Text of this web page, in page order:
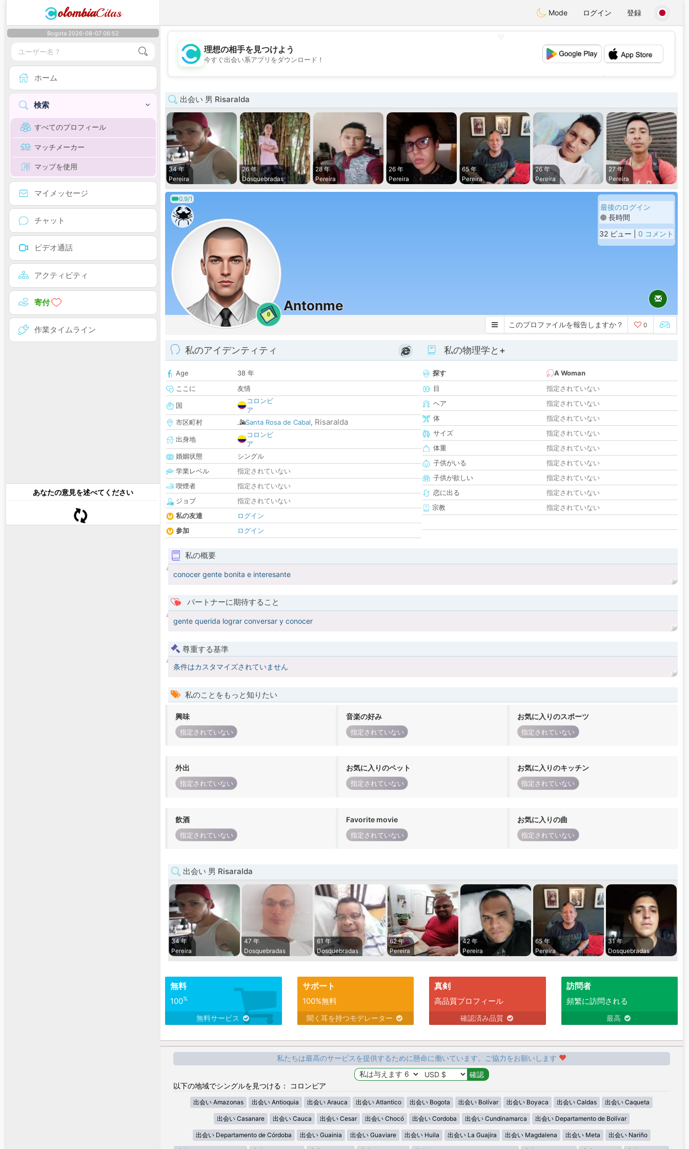
olombiaCitas Mode ログイン 登録
Bogota 2026-08-07 06:52
ホーム
検索
すべてのプロフィール
マッチメーカー
マップを使用
マイメッセージ
チャット
ビデオ通話
アクティビティ
寄付
作業タイムライン
あなたの意見を述べてください
💖
💕
理想の相手を見つけよう
今すぐ出会い系アプリをダウンロード！
出会い 男 Risaralda
34 年
Pereira
26 年
Dosquebradas
28 年
Pereira
26 年
Pereira
65 年
Pereira
26 年
Pereira
27 年
Pereira
0.9/1
0
Antonme
最後のログイン
長時間
32 ビュー | 0 コメント
このプロファイルを報告しますか？ 0
私のアイデンティティ
Age
38 年
ここに
友情
国
コロンビ
ア
市区町村
Santa Rosa de Cabal, Risaralda
出身地
コロンビ
ア
婚姻状態
シングル
学業レベル
指定されていない
喫煙者
指定されていない
ジョブ
指定されていない
私の友達
ログイン
参加
ログイン
私の物理学と+
探す
A Woman
目
指定されていない
ヘア
指定されていない
体
指定されていない
サイズ
指定されていない
体重
指定されていない
子供がいる
指定されていない
子供が欲しい
指定されていない
恋に出る
指定されていない
宗教
指定されていない
私の概要
conocer gente bonita e interesante
パートナーに期待すること
gente querida lograr conversar y conocer
尊重する基準
条件はカスタマイズされていません
私のことをもっと知りたい
興味
指定されていない
音楽の好み
指定されていない
お気に入りのスポーツ
指定されていない
外出
指定されていない
お気に入りのペット
指定されていない
お気に入りのキッチン
指定されていない
飲酒
指定されていない
Favorite movie
指定されていない
お気に入りの曲
指定されていない
出会い 男 Risaralda
34 年
Pereira
47 年
Dosquebradas
61 年
Dosquebradas
62 年
Pereira
42 年
Pereira
65 年
Pereira
31 年
Dosquebradas
無料
100%
無料サービス
サポート
100%無料
聞く耳を持つモデレーター
真剣
高品質プロフィール
確認済み品質
訪問者
頻繁に訪問される
最高
私たちは最高のサービスを提供するために懸命に働いています。ご協力をお願いします
以下の地域でシングルを見つける： コロンビア
出会い Amazonas 出会い Antioquia 出会い Arauca 出会い Atlantico 出会い Bogota 出会い Bolívar 出会い Boyaca 出会い Caldas 出会い Caqueta
出会い Casanare 出会い Cauca 出会い Cesar 出会い Chocó 出会い Cordoba 出会い Cundinamarca 出会い Departamento de Bolívar
出会い Departamento de Córdoba 出会い Guainia 出会い Guaviare 出会い Huila 出会い La Guajira 出会い Magdalena 出会い Meta 出会い Nariño